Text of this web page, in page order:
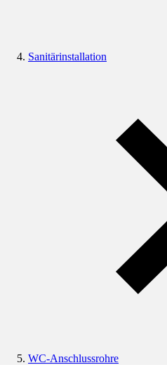
Sanitärinstallation
WC-Anschlussrohre